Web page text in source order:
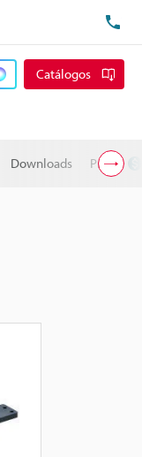
Catálogos
Downloads Preço